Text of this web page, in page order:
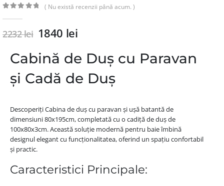
( Nu există recenzii până acum. )
2232lei 1840 lei
Cabină de Duș cu Paravan
și Cadă de Duș
Descoperiți Cabina de duș cu paravan și ușă batantă de
dimensiuni 80x195cm, completată cu o cadiță de duș de
100x80x3cm. Această soluție modernă pentru baie îmbină
designul elegant cu funcționalitatea, oferind un spațiu confortabil
și practic.
Caracteristici Principale: